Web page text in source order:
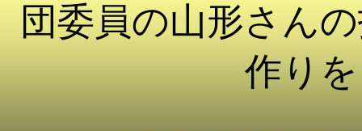
団委員の山形さん
作り